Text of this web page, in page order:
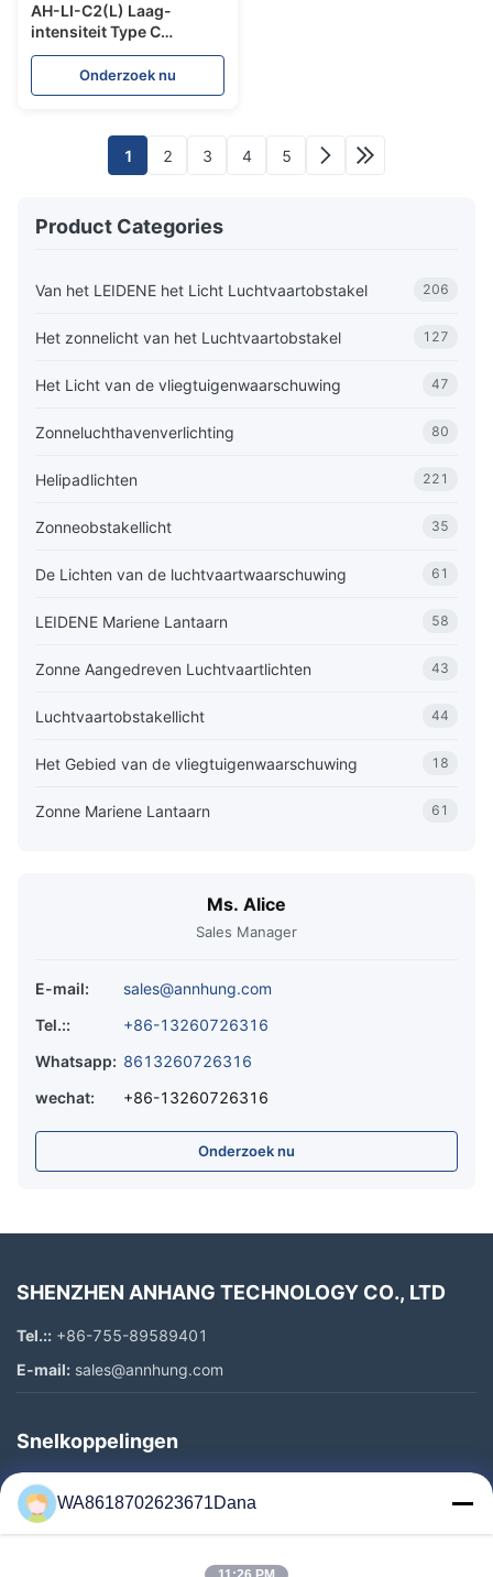
AH-LI-C2(L) Laag-
intensiteit Type C
Luchtvaartobstakelverlichting
40-400cdOnderzoek nu
1 2 3 4 5
Product Categories
Van het LEIDENE het Licht Luchtvaartobstakel 206
Het zonnelicht van het Luchtvaartobstakel 127
Het Licht van de vliegtuigenwaarschuwing 47
Zonneluchthavenverlichting 80
Helipadlichten 221
Zonneobstakellicht 35
De Lichten van de luchtvaartwaarschuwing 61
LEIDENE Mariene Lantaarn 58
Zonne Aangedreven Luchtvaartlichten 43
Luchtvaartobstakellicht 44
Het Gebied van de vliegtuigenwaarschuwing 18
Zonne Mariene Lantaarn 61
Ms. Alice
Sales Manager
E-mail:
sales@annhung.com
Tel.::
+86-13260726316
Whatsapp: 8613260726316
wechat:
+86-13260726316
Onderzoek nu
SHENZHEN ANHANG TECHNOLOGY CO., LTD
Tel.:: +86-755-89589401
E-mail: sales@annhung.com
Snelkoppelingen
Thuis
Producten
WA8618702623671Dana